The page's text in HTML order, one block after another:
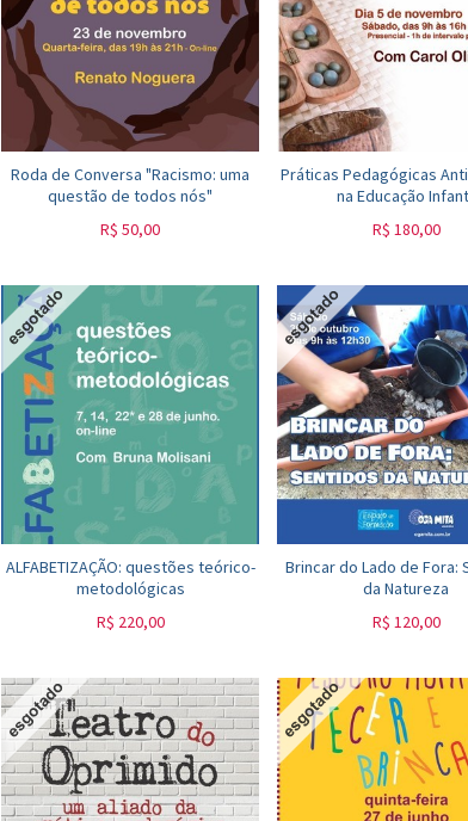
Roda de Conversa "Racismo: uma
questão de todos nós"
R$ 50,00
Práticas Pedagógicas
na Educação
R$ 180,00
ALFABETIZAÇÃO: questões teórico-
metodológicas
R$ 220,00
Brincar do Lado de Fora:
da Natureza
R$ 120,00